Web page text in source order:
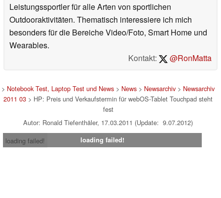
Leistungssportler für alle Arten von sportlichen
Outdooraktivitäten. Thematisch interessiere ich mich
besonders für die Bereiche Video/Foto, Smart Home und
Wearables.
Kontakt:
@RonMatta
> Notebook Test, Laptop Test und News > News > Newsarchiv > Newsarchiv
2011 03 > HP: Preis und Verkaufstermin für webOS-Tablet Touchpad steht
fest
Autor: Ronald Tiefenthäler, 17.03.2011 (Update: 9.07.2012)
loading failed!
loading failed!